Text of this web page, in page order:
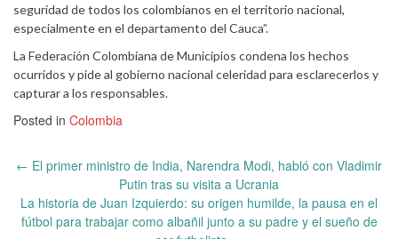
seguridad de todos los colombianos en el territorio nacional,
especialmente en el departamento del Cauca”.
La Federación Colombiana de Municipios condena los hechos
ocurridos y pide al gobierno nacional celeridad para esclarecerlos y
capturar a los responsables.
Posted in Colombia
Post
← El primer ministro de India, Narendra Modi, habló con Vladimir
Putin tras su visita a Ucrania
La historia de Juan Izquierdo: su origen humilde, la pausa en el
fútbol para trabajar como albañil junto a su padre y el sueño de